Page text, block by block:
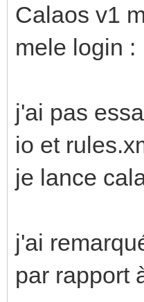
Calaos v1
mele login :
j'ai pas
io et
je lance
j'ai
par rapport